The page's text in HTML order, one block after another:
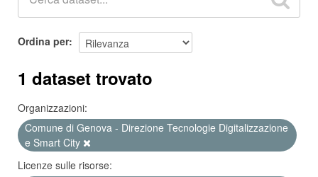
Ordina per
1 dataset trovato
Organizzazioni:
Comune di Genova - Direzione Tecnologie Digitalizzazione
e Smart City
Licenze sulle risorse: